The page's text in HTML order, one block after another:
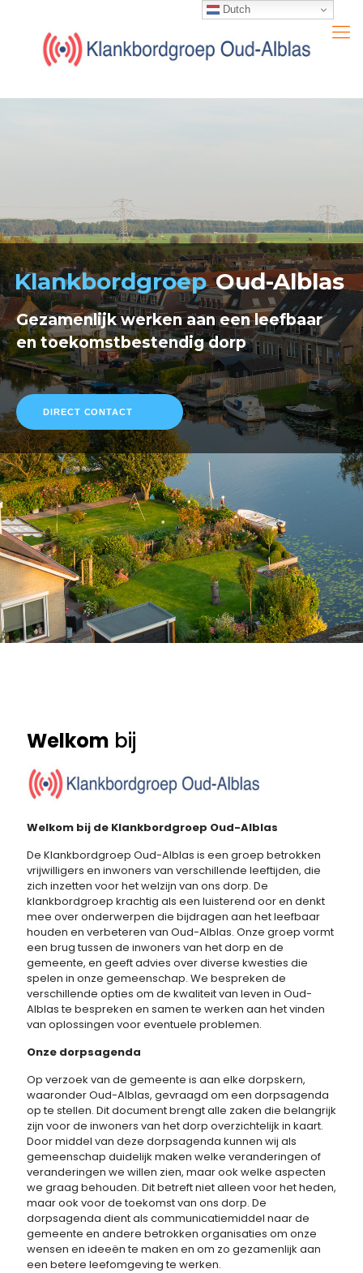
Oud-Alblas
Gezamenlijk werken aan een leefbaar
en toekomstbestendig dorp
DIRECT CONTACT
Klankbordgroep
Welkom bij
Welkom bij de Klankbordgroep Oud-Alblas
De Klankbordgroep Oud-Alblas is een groep betrokken
vrijwilligers en inwoners van verschillende leeftijden, die
zich inzetten voor het welzijn van ons dorp. De
klankbordgroep krachtig als een luisterend oor en denkt
mee over onderwerpen die bijdragen aan het leefbaar
houden en verbeteren van Oud-Alblas. Onze groep vormt
een brug tussen de inwoners van het dorp en de
gemeente, en geeft advies over diverse kwesties die
spelen in onze gemeenschap. We bespreken de
verschillende opties om de kwaliteit van leven in Oud-
Alblas te bespreken en samen te werken aan het vinden
van oplossingen voor eventuele problemen.
Onze dorpsagenda
Op verzoek van de gemeente is aan elke dorpskern,
waaronder Oud-Alblas, gevraagd om een ​​dorpsagenda
op te stellen. Dit document brengt alle zaken die belangrijk
zijn voor de inwoners van het dorp overzichtelijk in kaart.
Door middel van deze dorpsagenda kunnen wij als
gemeenschap duidelijk maken welke veranderingen of
veranderingen we willen zien, maar ook welke aspecten
we graag behouden. Dit betreft niet alleen voor het heden,
maar ook voor de toekomst van ons dorp. De
dorpsagenda dient als communicatiemiddel naar de
gemeente en andere betrokken organisaties om onze
wensen en ideeën te maken en om zo gezamenlijk aan
een betere leefomgeving te werken.
Dutch